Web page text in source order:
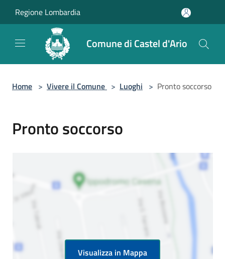
Regione Lombardia
Comune di Castel d'Ario
Home > Vivere il Comune > Luoghi > Pronto soccorso
Pronto soccorso
Visualizza in Mappa